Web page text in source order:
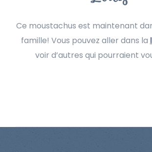
Ce moustachus est maintenant
famille! Vous pouvez aller dans la
voir d’autres qui pourraient